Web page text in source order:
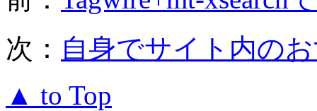
次： 自身でサイト内の
▲ to Top